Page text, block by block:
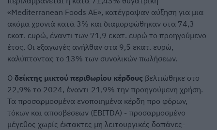
«Mediterranean Foods ΑΕ», κατέγραψαν αύξηση για μια
ακόμα χρονιά κατά 3% και διαμορφώθηκαν στα 74,3
εκατ. ευρώ, έναντι των 71,9 εκατ. ευρώ το προηγούμενο
έτος. Οι εξαγωγές ανήλθαν στα 9,5 εκατ. ευρώ,
καλύπτοντας το 13% των συνολικών πωλήσεων.
Ο δείκτης μικτού περιθωρίου κέρδους βελτιώθηκε στο
22,9% το 2024, έναντι 21,9% την προηγούμενη χρήση.
Τα προσαρμοσμένα ενοποιημένα κέρδη προ φόρων,
τόκων και αποσβέσεων (EBITDA) - προσαρμοσμένο
μέγεθος χωρίς έκτακτες μη λειτουργικές δαπάνες-